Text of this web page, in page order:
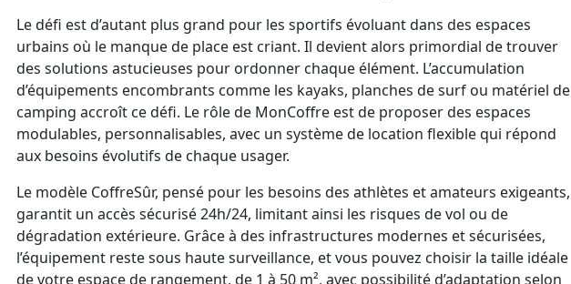
Le défi est d’autant plus grand pour les sportifs évoluant dans des espaces
urbains où le manque de place est criant. Il devient alors primordial de trouver
des solutions astucieuses pour ordonner chaque élément. L’accumulation
d’équipements encombrants comme les kayaks, planches de surf ou matériel de
camping accroît ce défi. Le rôle de MonCoffre est de proposer des espaces
modulables, personnalisables, avec un système de location flexible qui répond
aux besoins évolutifs de chaque usager.
Le modèle CoffreSûr, pensé pour les besoins des athlètes et amateurs exigeants,
garantit un accès sécurisé 24h/24, limitant ainsi les risques de vol ou de
dégradation extérieure. Grâce à des infrastructures modernes et sécurisées,
l’équipement reste sous haute surveillance, et vous pouvez choisir la taille idéale
de votre espace de rangement, de 1 à 50 m², avec possibilité d’adaptation selon